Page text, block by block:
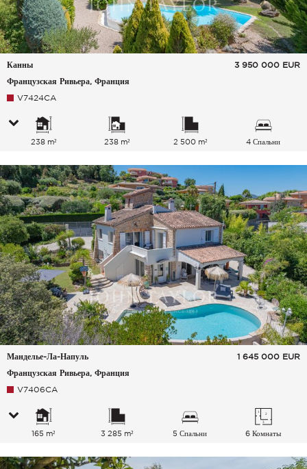
Канны
Французская Ривьера, Франция
3 950 000 EUR
V7424CA
238 m² 238 m² 2 500 m² 4 Спальни
Манделье-Ла-Напуль
Французская Ривьера, Франция
1 645 000 EUR
V7406CA
165 m² 3 285 m² 5 Спальни 6 Комнаты